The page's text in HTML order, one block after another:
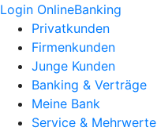
Login OnlineBanking
Privatkunden
Firmenkunden
Junge Kunden
Banking & Verträge
Meine Bank
Service & Mehrwerte